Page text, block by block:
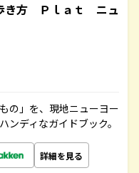
き方 Ｐｌａｔ ニュ
の」を、現地ニューヨー
ディなガイドブック。
詳細を見る